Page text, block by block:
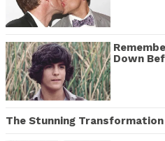
Down
The Stunning